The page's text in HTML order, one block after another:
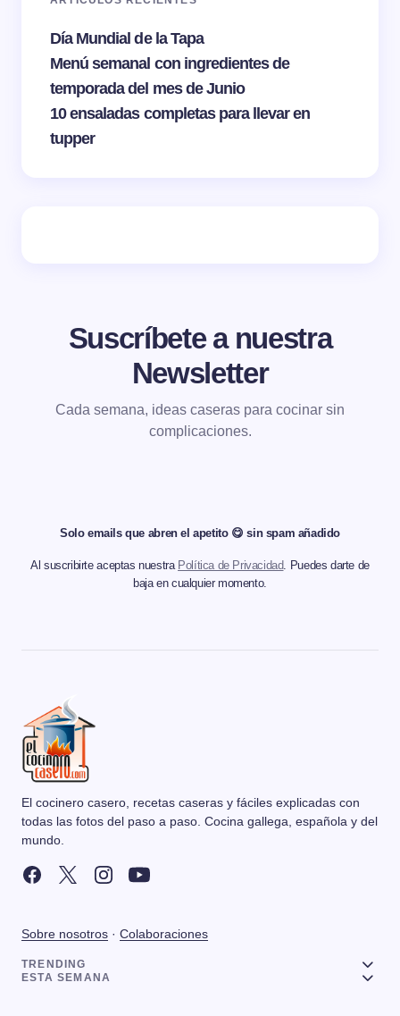
Día Mundial de la Tapa
Menú semanal con ingredientes de
temporada del mes de Junio
10 ensaladas completas para llevar en
tupper
Suscríbete a nuestra
Newsletter
Cada semana, ideas caseras para cocinar sin
complicaciones.
Solo emails que abren el apetito 😋 sin spam añadido
Al suscribirte aceptas nuestra Política de Privacidad. Puedes darte de
baja en cualquier momento.
El cocinero casero, recetas caseras y fáciles explicadas con
todas las fotos del paso a paso. Cocina gallega, española y del
mundo.
Sobre nosotros · Colaboraciones
TRENDING
ESTA SEMANA